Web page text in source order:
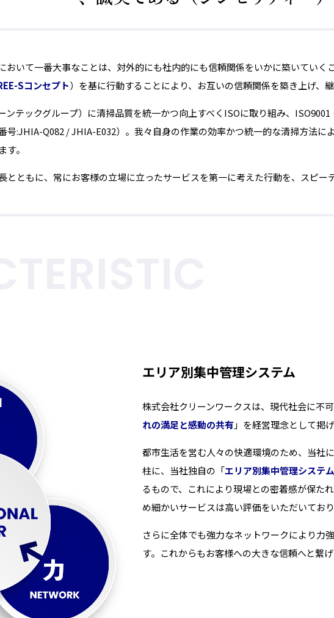
おいて一番大事なことは、対外的にも社内的にも信頼関係をいかに築いていく
Sコンセプト）を基に行動することにより、お互いの信頼関係を築き上げ、
ンテックグループ）に清掃品質を統一かつ向上すべくISOに取り組み、
号:JHIA-Q082 / JHIA-E032）。我々自身の作業の効率かつ統一的な清掃方法に
。
とともに、常にお客様の立場に立ったサービスを第一に考えた行動を、スピー
エリア別集中管理システム
株式会社クリーンワークスは、現代社会に不
れの満足と感動の共有」を経営理念として掲
都市生活を営む人々の快適環境のため、当社
柱に、当社独自の「エリア別集中管理システム
るもので、これにより現場との密着感が保た
め細かいサービスは高い評価をいただいてお
さらに全体でも強力なネットワークにより力
す。これからもお客様への大きな信頼へと繋